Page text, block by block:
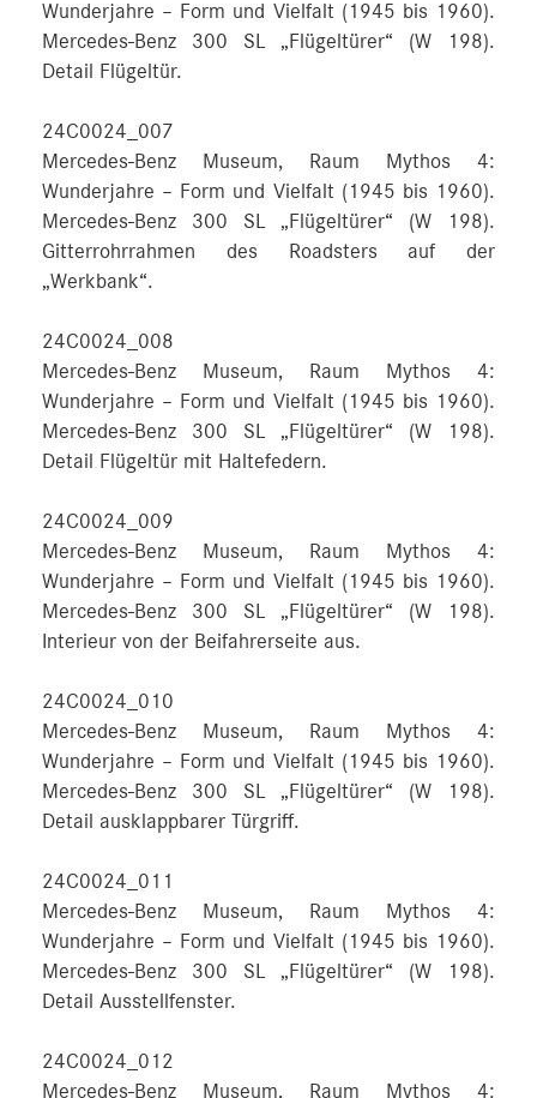
Wunderjahre – Form und Vielfalt (1945 bis 1960).
Mercedes-Benz 300 SL „Flügeltürer“ (W 198).
Detail Flügeltür.
24C0024_007
Mercedes-Benz Museum, Raum Mythos 4:
Wunderjahre – Form und Vielfalt (1945 bis 1960).
Mercedes-Benz 300 SL „Flügeltürer“ (W 198).
Gitterrohrrahmen des Roadsters auf der
„Werkbank“.
24C0024_008
Mercedes-Benz Museum, Raum Mythos 4:
Wunderjahre – Form und Vielfalt (1945 bis 1960).
Mercedes-Benz 300 SL „Flügeltürer“ (W 198).
Detail Flügeltür mit Haltefedern.
24C0024_009
Mercedes-Benz Museum, Raum Mythos 4:
Wunderjahre – Form und Vielfalt (1945 bis 1960).
Mercedes-Benz 300 SL „Flügeltürer“ (W 198).
Interieur von der Beifahrerseite aus.
24C0024_010
Mercedes-Benz Museum, Raum Mythos 4:
Wunderjahre – Form und Vielfalt (1945 bis 1960).
Mercedes-Benz 300 SL „Flügeltürer“ (W 198).
Detail ausklappbarer Türgriff.
24C0024_011
Mercedes-Benz Museum, Raum Mythos 4:
Wunderjahre – Form und Vielfalt (1945 bis 1960).
Mercedes-Benz 300 SL „Flügeltürer“ (W 198).
Detail Ausstellfenster.
24C0024_012
Mercedes-Benz Museum, Raum Mythos 4: